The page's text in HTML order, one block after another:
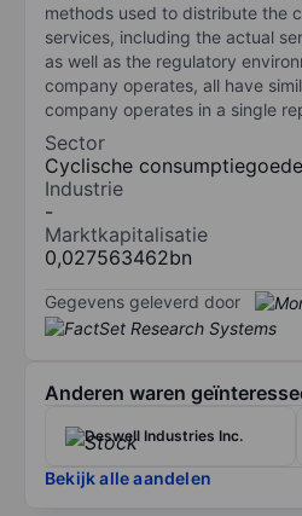
methods used to distribute the
services, including the actual
as well as the regulatory
company operates, all have
company operates in a single
Sector
Cyclische
Industrie
-
Marktkapitalisatie
0,027563462bn
Gegevens geleverd door
Anderen waren
Deswell Industries Inc.
Bekijk alle aandelen